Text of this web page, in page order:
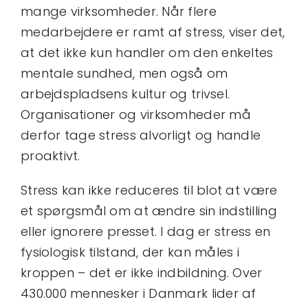
mange virksomheder. Når flere
medarbejdere er ramt af stress, viser det,
at det ikke kun handler om den enkeltes
mentale sundhed, men også om
arbejdspladsens kultur og trivsel.
Organisationer og virksomheder må
derfor tage stress alvorligt og handle
proaktivt.
Stress kan ikke reduceres til blot at være
et spørgsmål om at ændre sin indstilling
eller ignorere presset. I dag er stress en
fysiologisk tilstand, der kan måles i
kroppen – det er ikke indbildning. Over
430.000 mennesker i Danmark lider af